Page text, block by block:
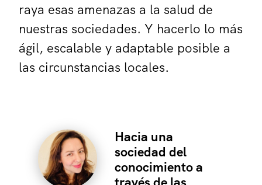
raya esas amenazas a la salud de
nuestras sociedades. Y hacerlo lo más
ágil, escalable y adaptable posible a
las circunstancias locales.
Hacia una
sociedad del
conocimiento a